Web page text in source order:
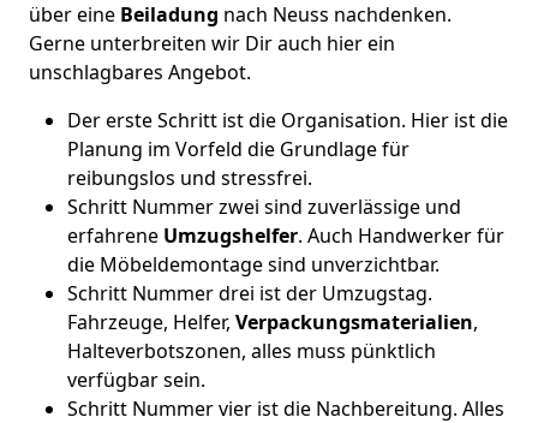
über eine Beiladung nach Neuss nachdenken.
Gerne unterbreiten wir Dir auch hier ein
unschlagbares Angebot.
Der erste Schritt ist die Organisation. Hier ist die
Planung im Vorfeld die Grundlage für
reibungslos und stressfrei.
Schritt Nummer zwei sind zuverlässige und
erfahrene Umzugshelfer. Auch Handwerker für
die Möbeldemontage sind unverzichtbar.
Schritt Nummer drei ist der Umzugstag.
Fahrzeuge, Helfer, Verpackungsmaterialien,
Halteverbotszonen, alles muss pünktlich
verfügbar sein.
Schritt Nummer vier ist die Nachbereitung. Alles